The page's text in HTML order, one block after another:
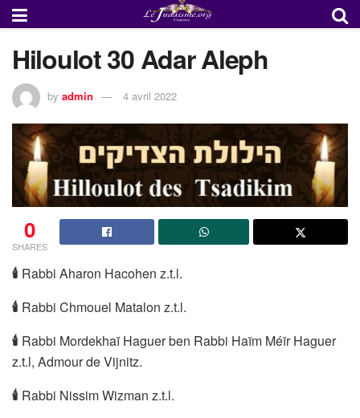
Hiloulot 30 Adar Aleph
by admin 4 avril 2022
0
SHARES
🕯 Rabbi Aharon Hacohen z.t.l.
🕯 Rabbi Chmouel Matalon z.t.l.
🕯 Rabbi Mordekhaï Haguer ben Rabbi Haïm Méïr Haguer
z.t.l, Admour de Vijnitz.
🕯 Rabbi Nissim Wizman z.t.l.